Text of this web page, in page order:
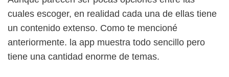
cuales escoger, en realidad cada una de ellas tiene
un contenido extenso. Como te mencioné
anteriormente. la app muestra todo sencillo pero
tiene una cantidad enorme de temas.